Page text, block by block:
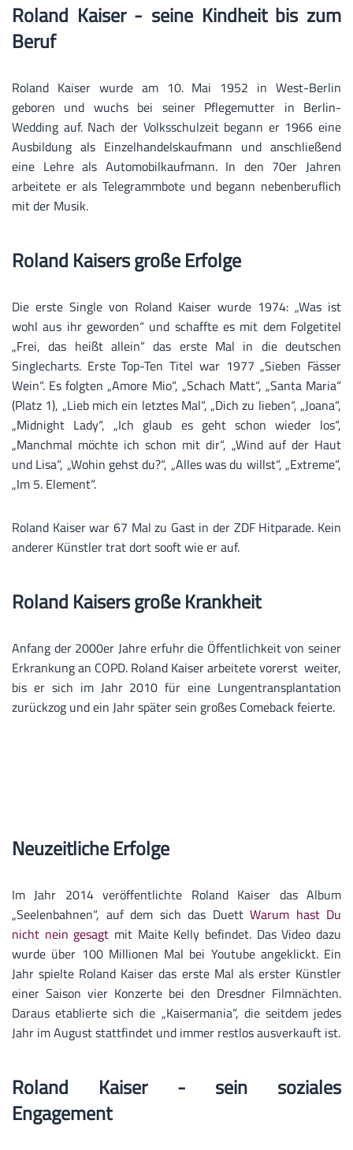
Roland Kaiser - seine Kindheit bis zum
Beruf
Roland Kaiser wurde am 10. Mai 1952 in West-Berlin
geboren und wuchs bei seiner Pflegemutter in Berlin-
Wedding auf. Nach der Volksschulzeit begann er 1966 eine
Ausbildung als Einzelhandelskaufmann und anschließend
eine Lehre als Automobilkaufmann. In den 70er Jahren
arbeitete er als Telegrammbote und begann nebenberuflich
mit der Musik.
Roland Kaisers große Erfolge
Die erste Single von Roland Kaiser wurde 1974: „Was ist
wohl aus ihr geworden“ und schaffte es mit dem Folgetitel
„Frei, das heißt allein“ das erste Mal in die deutschen
Singlecharts. Erste Top-Ten Titel war 1977 „Sieben Fässer
Wein“. Es folgten „Amore Mio“, „Schach Matt“, „Santa Maria“
(Platz 1), „Lieb mich ein letztes Mal“, „Dich zu lieben“, „Joana“,
„Midnight Lady“, „Ich glaub es geht schon wieder los“,
„Manchmal möchte ich schon mit dir“, „Wind auf der Haut
und Lisa“, „Wohin gehst du?“, „Alles was du willst“, „Extreme“,
„Im 5. Element“.
Roland Kaiser war 67 Mal zu Gast in der ZDF Hitparade. Kein
anderer Künstler trat dort sooft wie er auf.
Roland Kaisers große Krankheit
Anfang der 2000er Jahre erfuhr die Öffentlichkeit von seiner
Erkrankung an COPD. Roland Kaiser arbeitete vorerst weiter,
bis er sich im Jahr 2010 für eine Lungentransplantation
zurückzog und ein Jahr später sein großes Comeback feierte.
Neuzeitliche Erfolge
Im Jahr 2014 veröffentlichte Roland Kaiser das Album
„Seelenbahnen“, auf dem sich das Duett Warum hast Du
nicht nein gesagt mit Maite Kelly befindet. Das Video dazu
wurde über 100 Millionen Mal bei Youtube angeklickt. Ein
Jahr spielte Roland Kaiser das erste Mal als erster Künstler
einer Saison vier Konzerte bei den Dresdner Filmnächten.
Daraus etablierte sich die „Kaisermania“, die seitdem jedes
Jahr im August stattfindet und immer restlos ausverkauft ist.
Roland Kaiser - sein soziales
Engagement